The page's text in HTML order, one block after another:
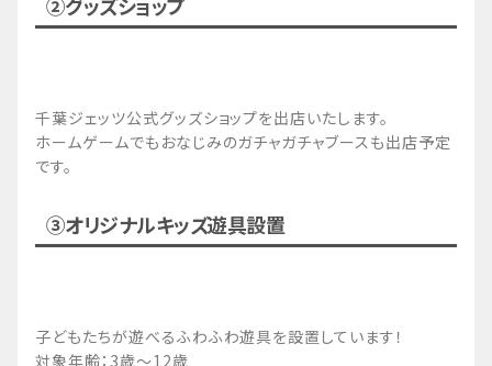
千葉ジェッツ公式グッズショップを出店いたします。
ホームゲームでもおなじみのガチャガチャブースも出店予定
です。
③オリジナルキッズ遊具設置
子どもたちが遊べるふわふわ遊具を設置しています！
対象年齢：3歳～12歳